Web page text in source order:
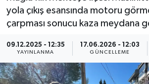
yola çıkış esansında motoru
çarpması sonucu kaza meydana
09.12.2025 - 12:35
YAYINLANMA
17.06.2026 - 12:03
GÜNCELLEME
Siyaset
Tüm Manşetler
Son Dakika Haberleri
Haber Arşivi